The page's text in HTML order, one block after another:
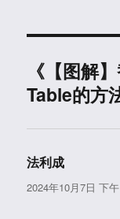
《【图解
Table的方
法利成
道：
2024年10月7日 下